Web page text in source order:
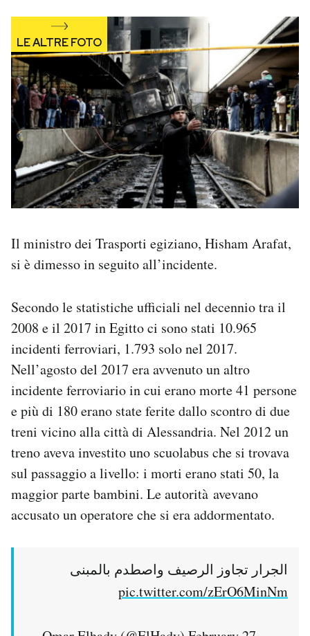
Il ministro dei Trasporti egiziano, Hisham Arafat,
si è dimesso in seguito all’incidente.
Secondo le statistiche ufficiali nel decennio tra il
2008 e il 2017 in Egitto ci sono stati 10.965
incidenti ferroviari, 1.793 solo nel 2017.
Nell’agosto del 2017 era avvenuto un altro
incidente ferroviario in cui erano morte 41 persone
e più di 180 erano state ferite dallo scontro di due
treni vicino alla città di Alessandria. Nel 2012 un
treno aveva investito uno scuolabus che si trovava
sul passaggio a livello: i morti erano stati 50, la
maggior parte bambini. Le autorità avevano
accusato un operatore che si era addormentato.
الجرار تجاوز الرصيف واصطدم بالمبنى
pic.twitter.com/zErO6MinNm